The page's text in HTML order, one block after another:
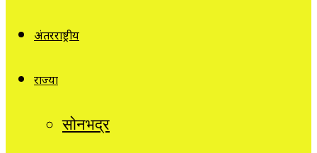
अंतरराष्ट्रीय
राज्यों
सोनभद्र